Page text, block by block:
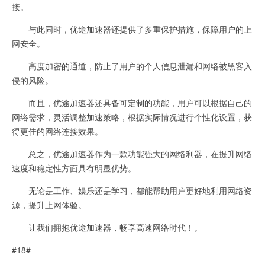
接。
与此同时，优途加速器还提供了多重保护措施，保障用户的上
网安全。
高度加密的通道，防止了用户的个人信息泄漏和网络被黑客入
侵的风险。
而且，优途加速器还具备可定制的功能，用户可以根据自己的
网络需求，灵活调整加速策略，根据实际情况进行个性化设置，获
得更佳的网络连接效果。
总之，优途加速器作为一款功能强大的网络利器，在提升网络
速度和稳定性方面具有明显优势。
无论是工作、娱乐还是学习，都能帮助用户更好地利用网络资
源，提升上网体验。
让我们拥抱优途加速器，畅享高速网络时代！。
#18#